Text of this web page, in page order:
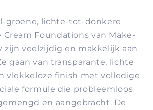
groene, lichte-tot-donkere
Foundations van Make-
zijn veelzijdig en makkelijk aan
gaan van transparante, lichte
vlekkeloze finish met volledige
formule die probleemloos
en aangebracht. De